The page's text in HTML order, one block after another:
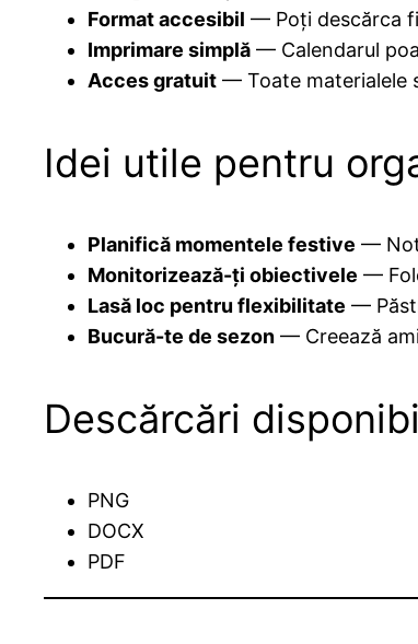
Format accesibil — Poți descărca
Imprimare simplă — Calendarul
Acces gratuit — Toate materialele
Idei utile pentru
Planifică momentele festive —
Monitorizează-ți obiectivele —
Lasă loc pentru flexibilitate —
Bucură-te de sezon — Creează
Descărcări
PNG
DOCX
PDF